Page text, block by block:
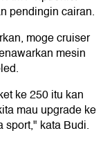
pendingin cairan.
moge cruiser
mesin
ke 250 itu kan
mau upgrade ke
sport," kata Budi.